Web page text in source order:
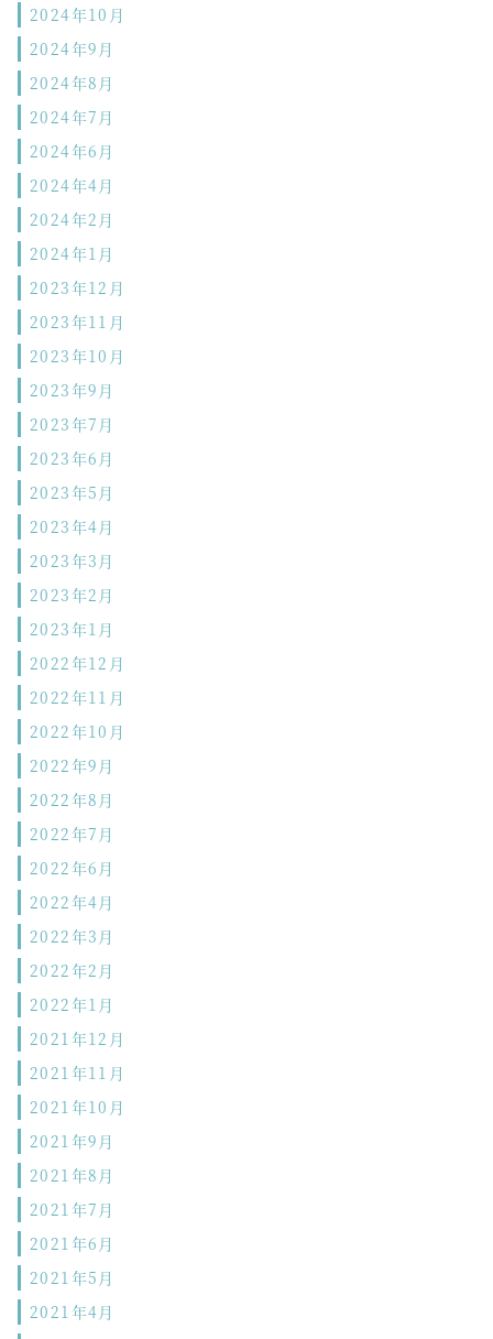
2024年10月
2024年9月
2024年8月
2024年7月
2024年6月
2024年4月
2024年2月
2024年1月
2023年12月
2023年11月
2023年10月
2023年9月
2023年7月
2023年6月
2023年5月
2023年4月
2023年3月
2023年2月
2023年1月
2022年12月
2022年11月
2022年10月
2022年9月
2022年8月
2022年7月
2022年6月
2022年4月
2022年3月
2022年2月
2022年1月
2021年12月
2021年11月
2021年10月
2021年9月
2021年8月
2021年7月
2021年6月
2021年5月
2021年4月